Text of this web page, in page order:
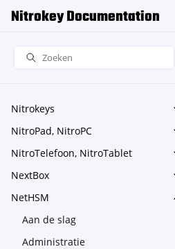
Nitrokey Documentation
Nitrokeys
NitroPad, NitroPC
NitroTelefoon, NitroTablet
NextBox
NetHSM
Aan de slag
Administratie